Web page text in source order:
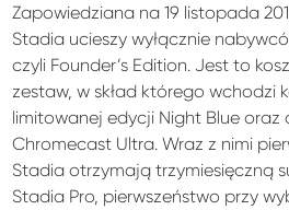
Zapowiedziana na 19 listopada
Stadia ucieszy wyłącznie
czyli Founder’s Edition. Jest to
zestaw, w skład którego wchodzi
limitowanej edycji Night Blue oraz
Chromecast Ultra. Wraz z nimi
Stadia otrzymają trzymiesięczną
Stadia Pro, pierwszeństwo przy